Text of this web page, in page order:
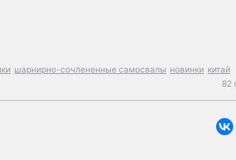
шарнирно-сочлененные самосвалы новинки китай
82